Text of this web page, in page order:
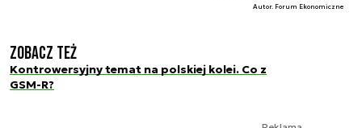
Autor. Forum Ekonomiczne
Zobacz też
Kontrowersyjny temat na polskiej kolei. Co z
GSM-R?